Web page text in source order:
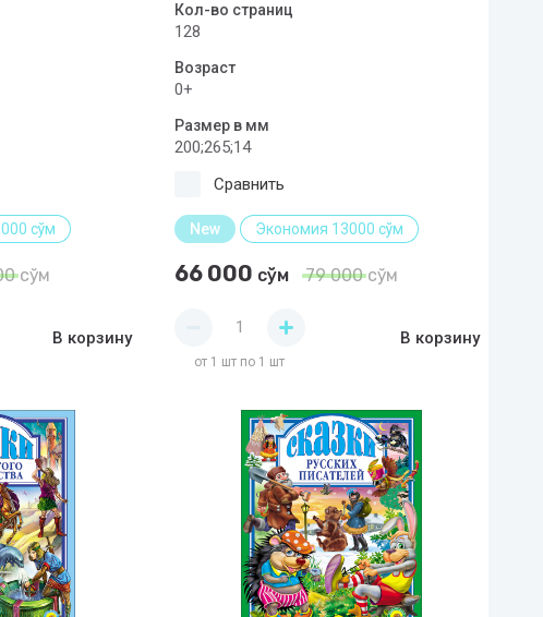
сўм
сўм
В корзину
Кол-во страниц
128
Возраст
0+
Размер в мм
200;265;14
Сравнить
New Экономия 13000 сўм
66 000 сўм 79 000сўм
от 1 шт по 1 шт
В корзину